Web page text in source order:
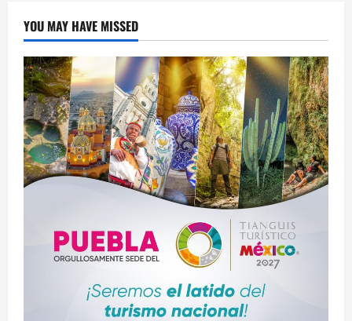
YOU MAY HAVE MISSED